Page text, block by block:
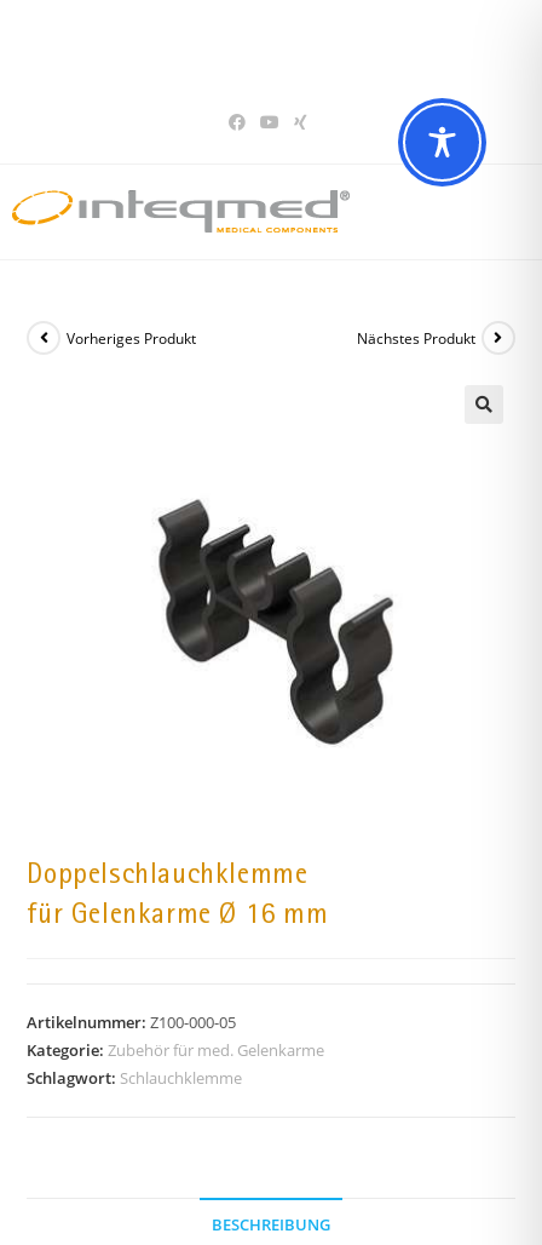
Vorheriges Produkt Nächstes Produkt
Doppelschlauchklemme
für Gelenkarme Ø 16 mm
Artikelnummer:Z100-000-05
Kategorie:Zubehör für med. Gelenkarme
Schlagwort: Schlauchklemme
BESCHREIBUNG